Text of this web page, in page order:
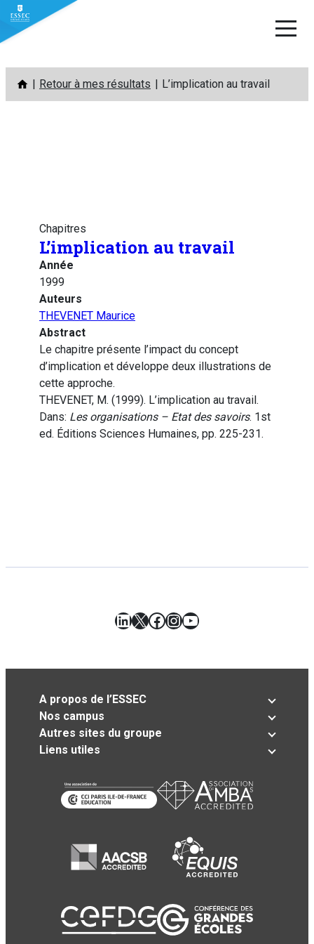
Aller
contenu
Retour à mes résultats L’implication au travail
Chapitres
L’implication au travail
Année
1999
Auteurs
THEVENET Maurice
Abstract
Le chapitre présente l’impact du concept
d’implication et développe deux illustrations de
cette approche.
THEVENET, M. (1999). L’implication au travail.
Dans: Les organisations – Etat des savoirs. 1st
ed. Éditions Sciences Humaines, pp. 225-231.
LinkedIn
X Facebook
Instagram
YouTube
A propos de l’ESSEC
Nos campus
Autres sites du groupe
Liens utiles